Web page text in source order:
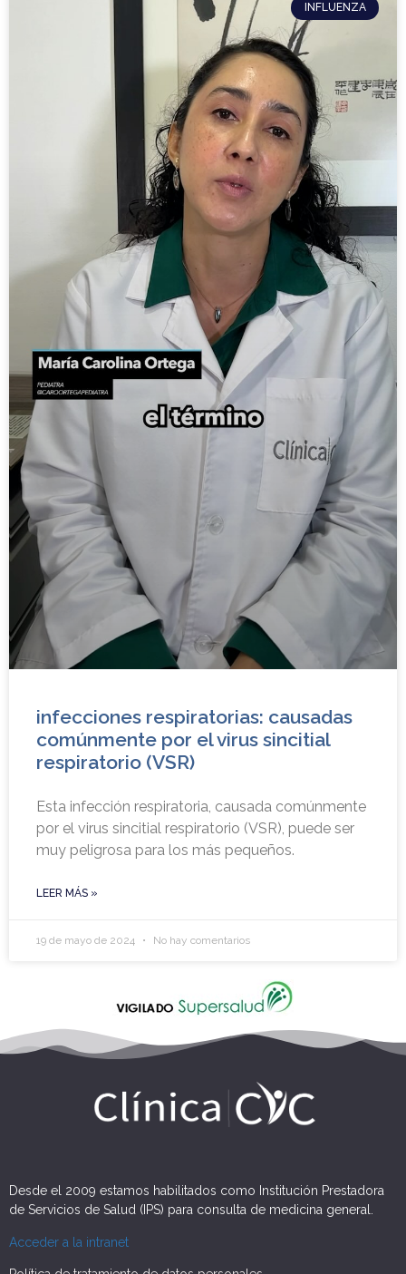
INFLUENZA
infecciones respiratorias: causadas
comúnmente por el virus sincitial
respiratorio (VSR)
Esta infección respiratoria, causada comúnmente
por el virus sincitial respiratorio (VSR), puede ser
muy peligrosa para los más pequeños.
LEER MÁS »
19 de mayo de 2024 No hay comentarios
Desde el 2009 estamos habilitados como Institución Prestadora
de Servicios de Salud (IPS) para consulta de medicina general.
Acceder a la intranet